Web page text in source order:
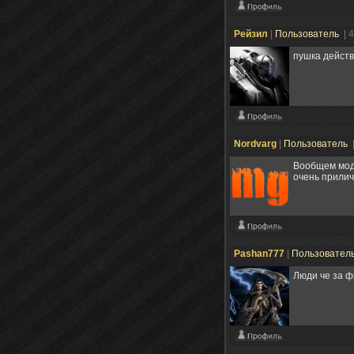
Рейзил Пользователь
|
пушка
Nordvarg Пользователь
Вообщем мод
очень
Pashan777
Люди че за